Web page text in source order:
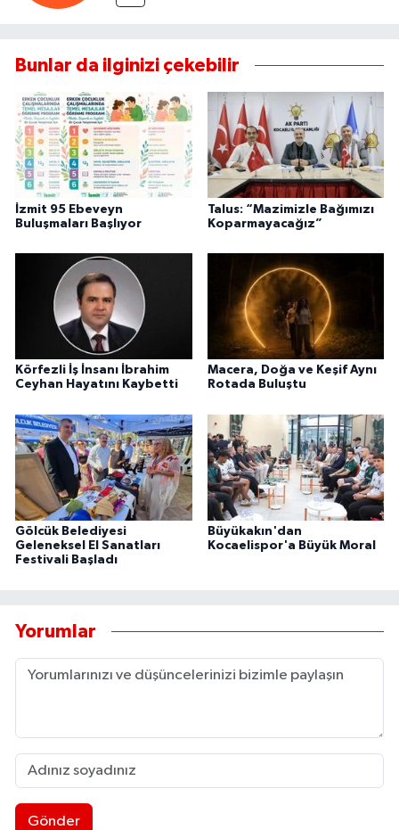
Bunlar da ilginizi çekebilir
İzmit 95 Ebeveyn
Buluşmaları Başlıyor
Talus: “Mazimizle Bağımızı
Koparmayacağız”
Körfezli İş İnsanı İbrahim
Ceyhan Hayatını Kaybetti
Macera, Doğa ve Keşif Aynı
Rotada Buluştu
Gölcük Belediyesi
Geleneksel El Sanatları
Festivali Başladı
Büyükakın'dan
Kocaelispor'a Büyük Moral
Yorumlar
Gönder